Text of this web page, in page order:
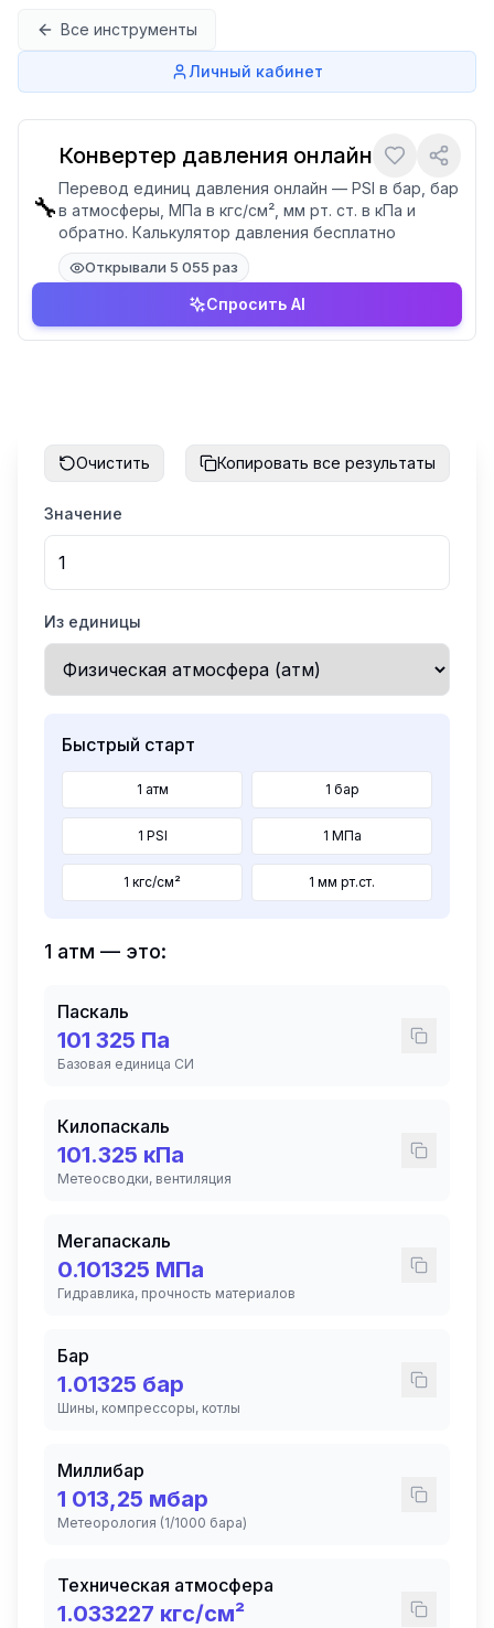
Все инструменты
Личный кабинет
🔧
Конвертер давления онлайн
Перевод единиц давления онлайн — PSI в бар, бар
в атмосферы, МПа в кгс/см², мм рт. ст. в кПа и
обратно. Калькулятор давления бесплатно
Открывали 5 055 раз
Спросить AI
Очистить Копировать все результаты
Значение
Из единицы
Быстрый старт
1 атм 1 бар
1 PSI 1 МПа
1 кгс/см² 1 мм рт.ст.
1 атм — это:
Паскаль
101 325 Па
Базовая единица СИ
Килопаскаль
101.325 кПа
Метеосводки, вентиляция
Мегапаскаль
0.101325 МПа
Гидравлика, прочность материалов
Бар
1.01325 бар
Шины, компрессоры, котлы
Миллибар
1 013,25 мбар
Метеорология (1/1000 бара)
Техническая атмосфера
1.033227 кгс/см²